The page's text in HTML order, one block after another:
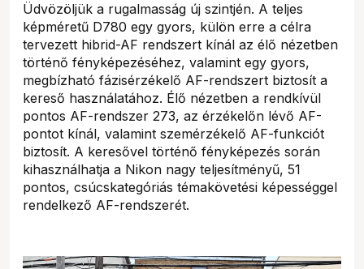
Üdvözöljük a rugalmasság új szintjén. A teljes
képméretű D780 egy gyors, külön erre a célra
tervezett hibrid-AF rendszert kínál az élő nézetben
történő fényképezéséhez, valamint egy gyors,
megbízható fázisérzékelő AF-rendszert biztosít a
kereső használatához. Élő nézetben a rendkívül
pontos AF-rendszer 273, az érzékelőn lévő AF-
pontot kínál, valamint szemérzékelő AF-funkciót
biztosít. A keresővel történő fényképezés során
kihasználhatja a Nikon nagy teljesítményű, 51
pontos, csúcskategóriás témakövetési képességgel
rendelkező AF-rendszerét.